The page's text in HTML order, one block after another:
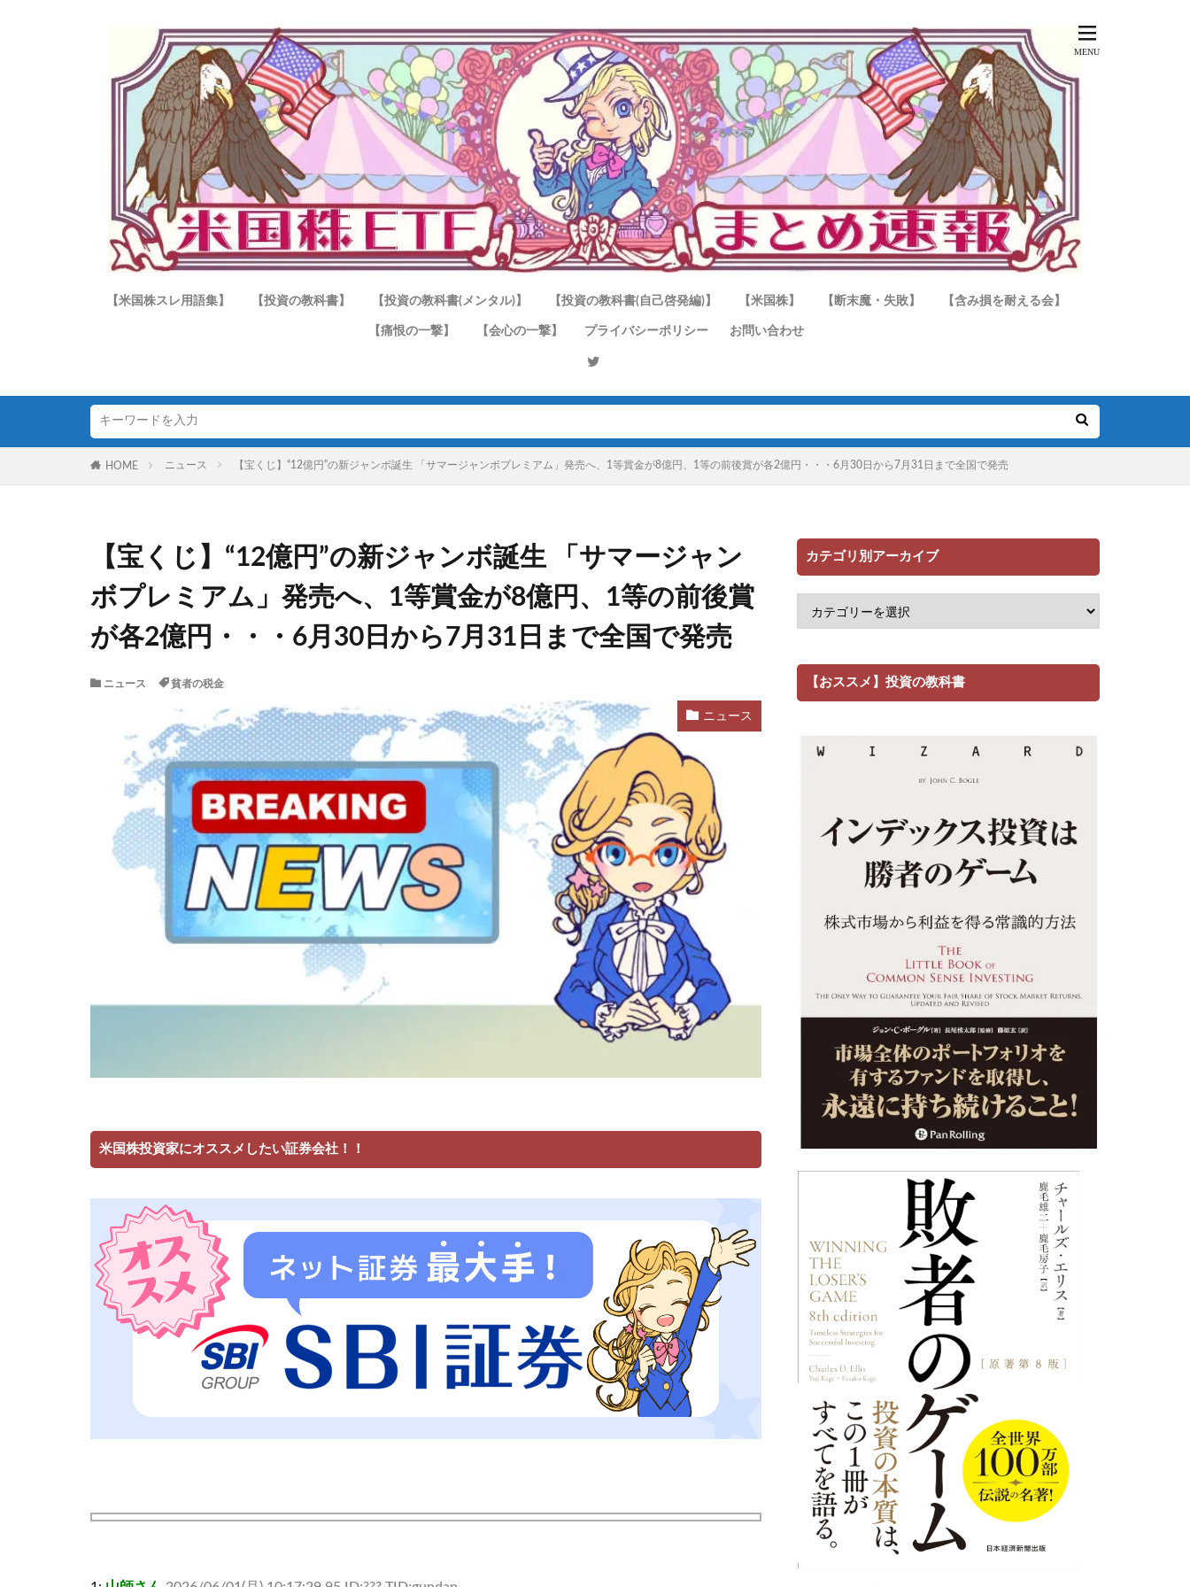
【米国株スレ用語集】 【投資の教科書】 【投資の教科書(メンタル)】 【投資の教科書(自己啓発編)】 【米国株】 【断末魔・失敗】 【含み損を耐える会】
【痛恨の一撃】 【会心の一撃】 プライバシーポリシー お問い合わせ
HOME ニュース 【宝くじ】“12億円”の新ジャンボ誕生 「サマージャンボプレミアム」発売へ、1等賞金が8億円、1等の前後賞が各2億円・・・6月30日から7月31日まで全国で発売
【宝くじ】“12億円”の新ジャンボ誕生 「サマージャン
ボプレミアム」発売へ、1等賞金が8億円、1等の前後賞
が各2億円・・・6月30日から7月31日まで全国で発売
ニュース 貧者の税金
ニュース
米国株投資家にオススメしたい証券会社！！
カテゴリ別アーカイブ
【おススメ】投資の教科書